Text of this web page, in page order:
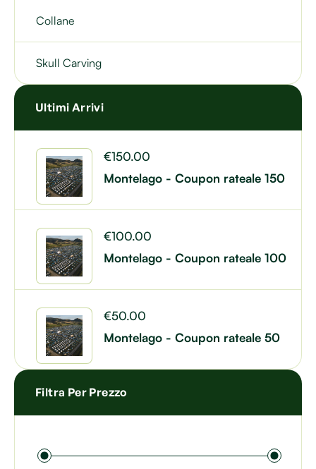
Collane
Skull Carving
Ultimi Arrivi
Montelago - Coupon rateale 150
€150.00
Montelago - Coupon rateale 100
€100.00
Montelago - Coupon rateale 50
€50.00
Filtra Per Prezzo